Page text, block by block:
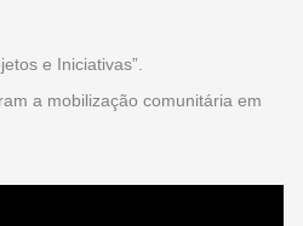
e Iniciativas”.
a mobilização comunitária em